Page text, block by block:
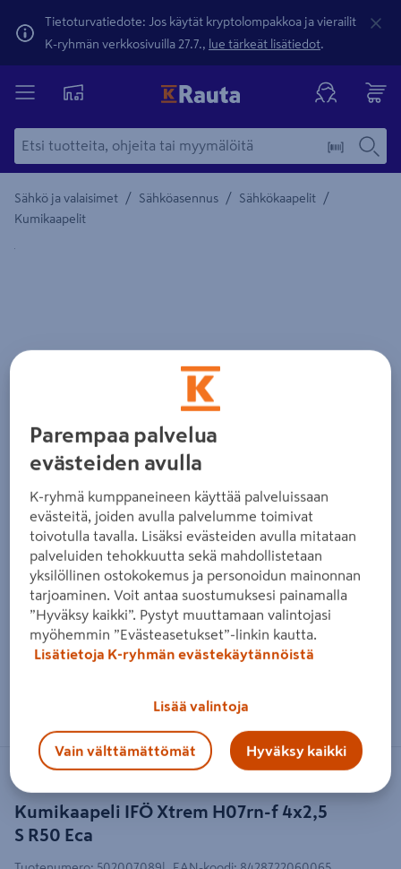
Tietoturvatiedote: Jos käytät kryptolompakkoa ja vierailit
K-ryhmän verkkosivuilla 27.7., lue tärkeät lisätiedot.
Sähkö ja valaisimet / Sähköasennus / Sähkökaapelit /
Kumikaapelit
Yksityiskohtainen kuvaus löytyy Tuotteen kuvaus -
Kumikaapeli IFÖ Xtrem H07rn-f 4x2,5
S R50 Eca
Parempaa palvelua
evästeiden avulla
K-ryhmä kumppaneineen käyttää palveluissaan
evästeitä, joiden avulla palvelumme toimivat
toivotulla tavalla. Lisäksi evästeiden avulla mitataan
palveluiden tehokkuutta sekä mahdollistetaan
yksilöllinen ostokokemus ja personoidun mainonnan
tarjoaminen. Voit antaa suostumuksesi painamalla
”Hyväksy kaikki”. Pystyt muuttamaan valintojasi
myöhemmin ”Evästeasetukset”-linkin kautta.
Lisätietoja K-ryhmän evästekäytännöistä
Lisää valintoja
Vain välttämättömät Hyväksy kaikki